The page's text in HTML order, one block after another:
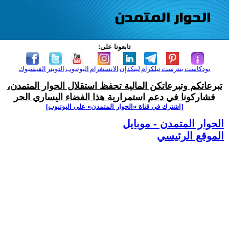
تابعونا على:
الفيسبوك التويتر اليوتيوب الانستغرام لينكدإن تيلكرامبنترست بودكاست
تبرعاتكم وتبرعاتكن المالية تحفظ استقلال الحوار المتمدن،
فشاركونا في دعم استمرارية هذا الفضاء اليساري الحر
[اشترك في قناة ‫«الحوار المتمدن» على اليوتيوب]
الحوار المتمدن - موبايل
الموقع الرئيسي